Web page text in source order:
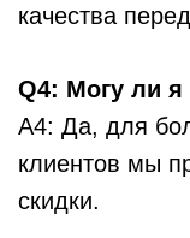
качества
Q4: Могу ли я
A4: Да, для
клиентов мы
скидки.